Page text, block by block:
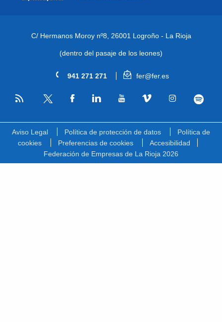
C/ Hermanos Moroy nº8, 26001 Logroño - La Rioja
(dentro del pasaje de los leones)
941 271 271 fer@fer.es
RSS
Aviso Legal Política de protección de datos
Política de
cookies
Preferencias de cookies
Accesibilidad
Federación de Empresas de La Rioja 2026